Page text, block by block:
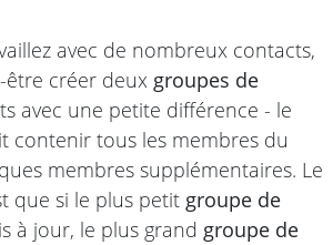
avec de nombreux contacts,
être créer deux groupes de
avec une petite différence - le
contenir tous les membres du
membres supplémentaires. Le
que si le plus petit groupe de
à jour, le plus grand groupe de